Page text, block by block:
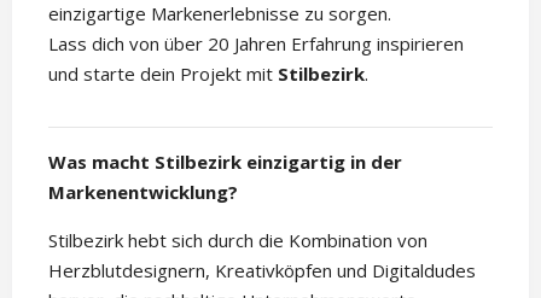
einzigartige Markenerlebnisse zu sorgen.
Lass dich von über 20 Jahren Erfahrung inspirieren
und starte dein Projekt mit Stilbezirk.
Was macht Stilbezirk einzigartig in der
Markenentwicklung?
Stilbezirk hebt sich durch die Kombination von
Herzblutdesignern, Kreativköpfen und Digitaldudes